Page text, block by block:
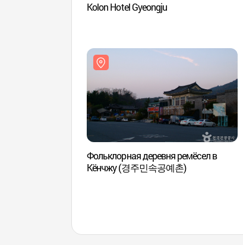
Kolon Hotel Gyeongju
Фольклорная деревня ремёсел в
Кёнчжу (경주민속공예촌)